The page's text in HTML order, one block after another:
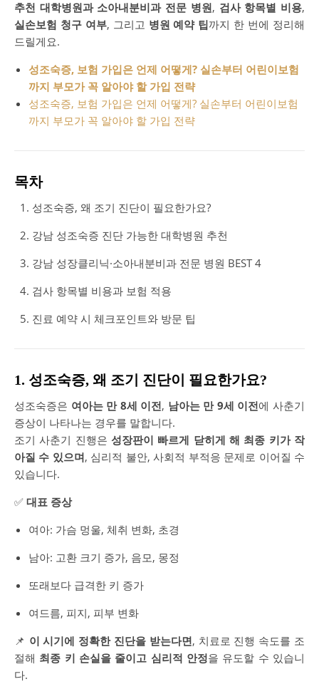
추천 대학병원과 소아내분비과 전문 병원, 검사 항목별 비용,
실손보험 청구 여부, 그리고 병원 예약 팁까지 한 번에 정리해
드릴게요.
성조숙증, 보험 가입은 언제 어떻게? 실손부터 어린이보험
까지 부모가 꼭 알아야 할 가입 전략
성조숙증, 보험 가입은 언제 어떻게? 실손부터 어린이보험
까지 부모가 꼭 알아야 할 가입 전략
목차
성조숙증, 왜 조기 진단이 필요한가요?
강남 성조숙증 진단 가능한 대학병원 추천
강남 성장클리닉·소아내분비과 전문 병원 BEST 4
검사 항목별 비용과 보험 적용
진료 예약 시 체크포인트와 방문 팁
1. 성조숙증, 왜 조기 진단이 필요한가요?
성조숙증은 여아는 만 8세 이전, 남아는 만 9세 이전에 사춘기
증상이 나타나는 경우를 말합니다.
조기 사춘기 진행은 성장판이 빠르게 닫히게 해 최종 키가 작
아질 수 있으며, 심리적 불안, 사회적 부적응 문제로 이어질 수
있습니다.
✅ 대표 증상
여아: 가슴 멍울, 체취 변화, 초경
남아: 고환 크기 증가, 음모, 몽정
또래보다 급격한 키 증가
여드름, 피지, 피부 변화
📌 이 시기에 정확한 진단을 받는다면, 치료로 진행 속도를 조
절해 최종 키 손실을 줄이고 심리적 안정을 유도할 수 있습니
다.